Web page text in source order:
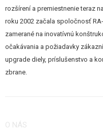
rozšírení a premiestnenie teraz
roku 2002 začala spoločnosť
zamerané na inovatívnú
očakávania a požiadavky
upgrade diely, príslušenstvo a
zbrane.
O NÁS